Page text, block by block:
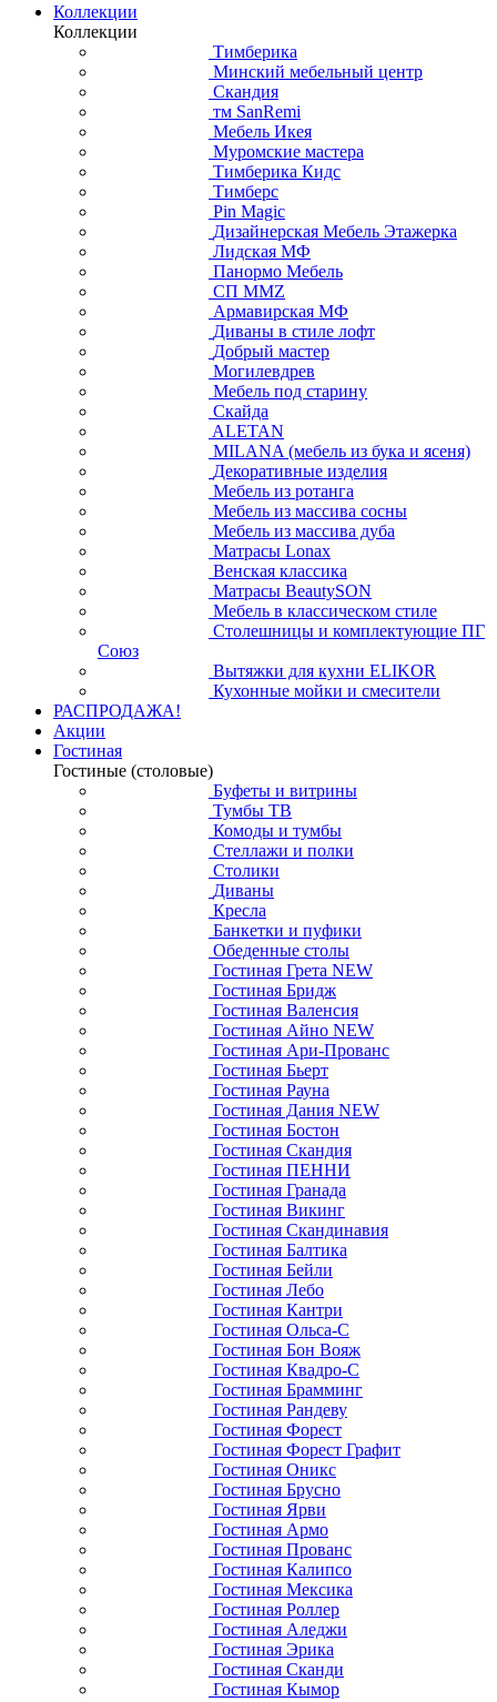
Коллекции
Коллекции
Тимберика
Минский мебельный центр
Скандия
тм SanRemi
Мебель Икея
Муромские мастера
Тимберика Кидс
Тимберс
Pin Magic
Дизайнерская Мебель Этажерка
Лидская МФ
Панормо Мебель
СП ММZ
Армавирская МФ
Диваны в стиле лофт
Добрый мастер
Могилевдрев
Мебель под старину
Скайда
ALETAN
MILANA (мебель из бука и ясеня)
Декоративные изделия
Мебель из ротанга
Мебель из массива сосны
Мебель из массива дуба
Матрасы Lonax
Венская классика
Матрасы BeautySON
Мебель в классическом стиле
Столешницы и комплектующие ПГ
Союз
Вытяжки для кухни ELIKOR
Кухонные мойки и смесители
РАСПРОДАЖА!
Акции
Гостиная
Гостиные (столовые)
Буфеты и витрины
Тумбы ТВ
Комоды и тумбы
Стеллажи и полки
Столики
Диваны
Кресла
Банкетки и пуфики
Обеденные столы
Гостиная Грета NEW
Гостиная Бридж
Гостиная Валенсия
Гостиная Айно NEW
Гостиная Ари-Прованс
Гостиная Бьерт
Гостиная Рауна
Гостиная Дания NEW
Гостиная Бостон
Гостиная Скандия
Гостиная ПЕННИ
Гостиная Гранада
Гостиная Викинг
Гостиная Скандинавия
Гостиная Балтика
Гостиная Бейли
Гостиная Лебо
Гостиная Кантри
Гостиная Ольса-С
Гостиная Бон Вояж
Гостиная Квадро-С
Гостиная Брамминг
Гостиная Рандеву
Гостиная Форест
Гостиная Форест Графит
Гостиная Оникс
Гостиная Брусно
Гостиная Ярви
Гостиная Армо
Гостиная Прованс
Гостиная Калипсо
Гостиная Мексика
Гостиная Роллер
Гостиная Аледжи
Гостиная Эрика
Гостиная Сканди
Гостиная Кымор